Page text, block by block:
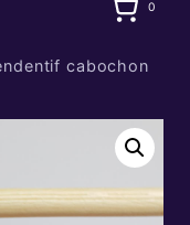
0
cabochon